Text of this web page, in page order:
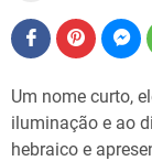
Um nome curto,
iluminação e ao
hebraico e